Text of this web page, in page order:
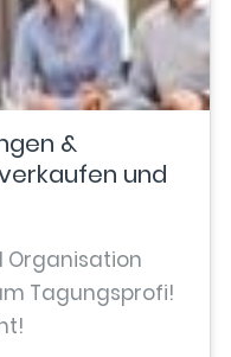
&
und
Organisation
Tagungsprofi!